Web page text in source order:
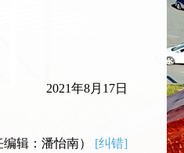
2021年8月17日
编辑：潘怡南） [纠错]